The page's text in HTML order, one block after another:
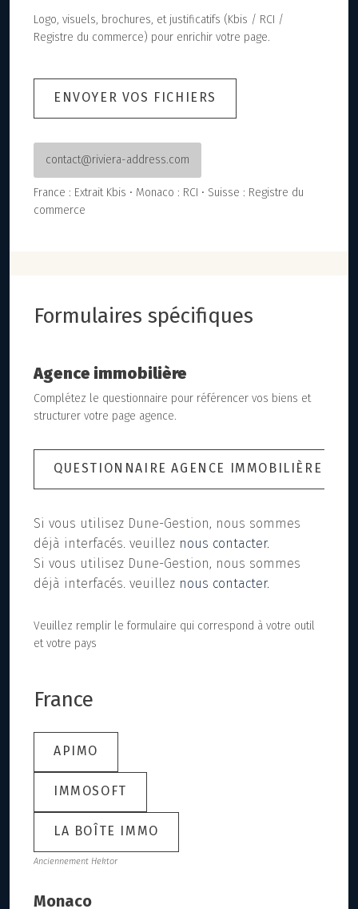
Logo, visuels, brochures, et justificatifs (Kbis / RCI /
Registre du commerce) pour enrichir votre page.
ENVOYER VOS FICHIERS
contact@riviera-address.com
France : Extrait Kbis • Monaco : RCI • Suisse : Registre du
commerce
Formulaires spécifiques
Agence immobilière
Complétez le questionnaire pour référencer vos biens et
structurer votre page agence.
QUESTIONNAIRE AGENCE IMMOBILIÈRE
Si vous utilisez Dune-Gestion, nous sommes
déjà interfacés. veuillez nous contacter.
Si vous utilisez Dune-Gestion, nous sommes
déjà interfacés. veuillez nous contacter.
Veuillez remplir le formulaire qui correspond à votre outil
et votre pays
France
APIMO
IMMOSOFT
LA BOÎTE IMMO
Anciennement Hektor
Monaco